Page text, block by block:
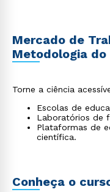
Mercado de
Metodologia do
Torne a ciência
Escolas de
Laboratórios de
Plataformas de
científica.
Conheça o